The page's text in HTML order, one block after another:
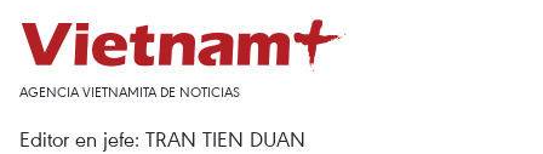
AGENCIA VIETNAMITA DE NOTICIAS
Editor en jefe: TRAN TIEN DUAN